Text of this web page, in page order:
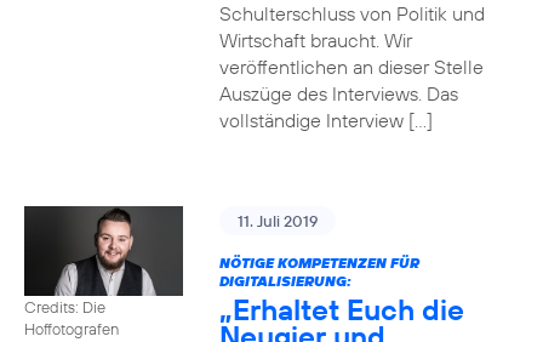
Schulterschluss von Politik und
Wirtschaft braucht. Wir
veröffentlichen an dieser Stelle
Auszüge des Interviews. Das
vollständige Interview […]
Credits: Die
Hoffotografen
11. Juli 2019
NÖTIGE KOMPETENZEN FÜR
DIGITALISIERUNG:
„Erhaltet Euch die